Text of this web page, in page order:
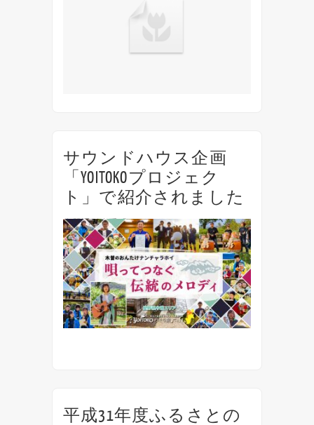
（2020年12月時点） iTunes Store（Apple）
Apple Music（App...
サウンドハウス企画
「YOITOKOプロジェク
ト」で紹介されました
楽器通販大手「サウンドハウス」の企画
「YOITOKOプロジェクト」にて 2019年10月
6日のそば祭りの模様が紹介されました！
https://www.soundhouse.co.jp/yoitoko/kiso/
平成31年度ふるさとの